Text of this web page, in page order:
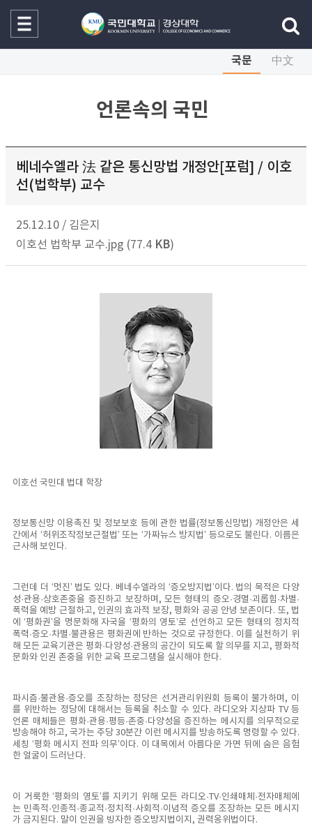
국문 中文
언론속의 국민
베네수엘라 法 같은 통신망법 개정안[포럼] / 이호
선(법학부) 교수
25.12.10 / 김은지
이호선 법학부 교수.jpg (77.4 KB)
이호선 국민대 법대 학장
정보통신망 이용촉진 및 정보보호 등에 관한 법률(정보통신망법) 개정안은 세
간에서 ‘허위조작정보근절법’ 또는 ‘가짜뉴스 방지법’ 등으로도 불린다. 이름은
근사해 보인다.
그런데 더 ‘멋진’ 법도 있다. 베네수엘라의 ‘증오방지법’이다. 법의 목적은 다양
성·관용·상호존중을 증진하고 보장하며, 모든 형태의 증오·경멸·괴롭힘·차별·
폭력을 예방 근절하고, 인권의 효과적 보장, 평화와 공공 안녕 보존이다. 또, 법
에 ‘평화권’을 명문화해 자국을 ‘평화의 영토’로 선언하고 모든 형태의 정치적
폭력·증오·차별·불관용은 평화권에 반하는 것으로 규정한다. 이를 실천하기 위
해 모든 교육기관은 평화·다양성·관용의 공간이 되도록 할 의무를 지고, 평화적
문화와 인권 존중을 위한 교육 프로그램을 실시해야 한다.
파시즘·불관용·증오를 조장하는 정당은 선거관리위원회 등록이 불가하며, 이
를 위반하는 정당에 대해서는 등록을 취소할 수 있다. 라디오와 지상파 TV 등
언론 매체들은 평화·관용·평등·존중·다양성을 증진하는 메시지를 의무적으로
방송해야 하고, 국가는 주당 30분간 이런 메시지를 방송하도록 명령할 수 있다.
세칭 ‘평화 메시지 전파 의무’이다. 이 대목에서 아름다운 가면 뒤에 숨은 음험
한 얼굴이 드러난다.
이 거룩한 ‘평화의 영토’를 지키기 위해 모든 라디오·TV·인쇄매체·전자매체에
는 민족적·인종적·종교적·정치적·사회적·이념적 증오를 조장하는 모든 메시지
가 금지된다. 말이 인권을 빙자한 증오방지법이지, 권력옹위법이다.